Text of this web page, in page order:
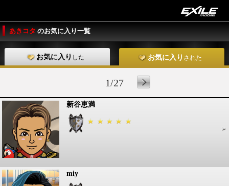
あきコタ のお気に入り一覧
お気に入り した お気に入り された
1/27
新谷恵満
miy